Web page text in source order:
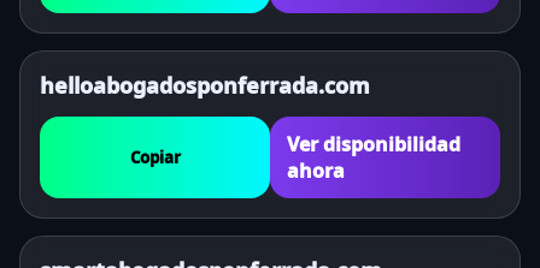
helloabogadosponferrada.com
Copiar
Ver disponibilidad
ahora